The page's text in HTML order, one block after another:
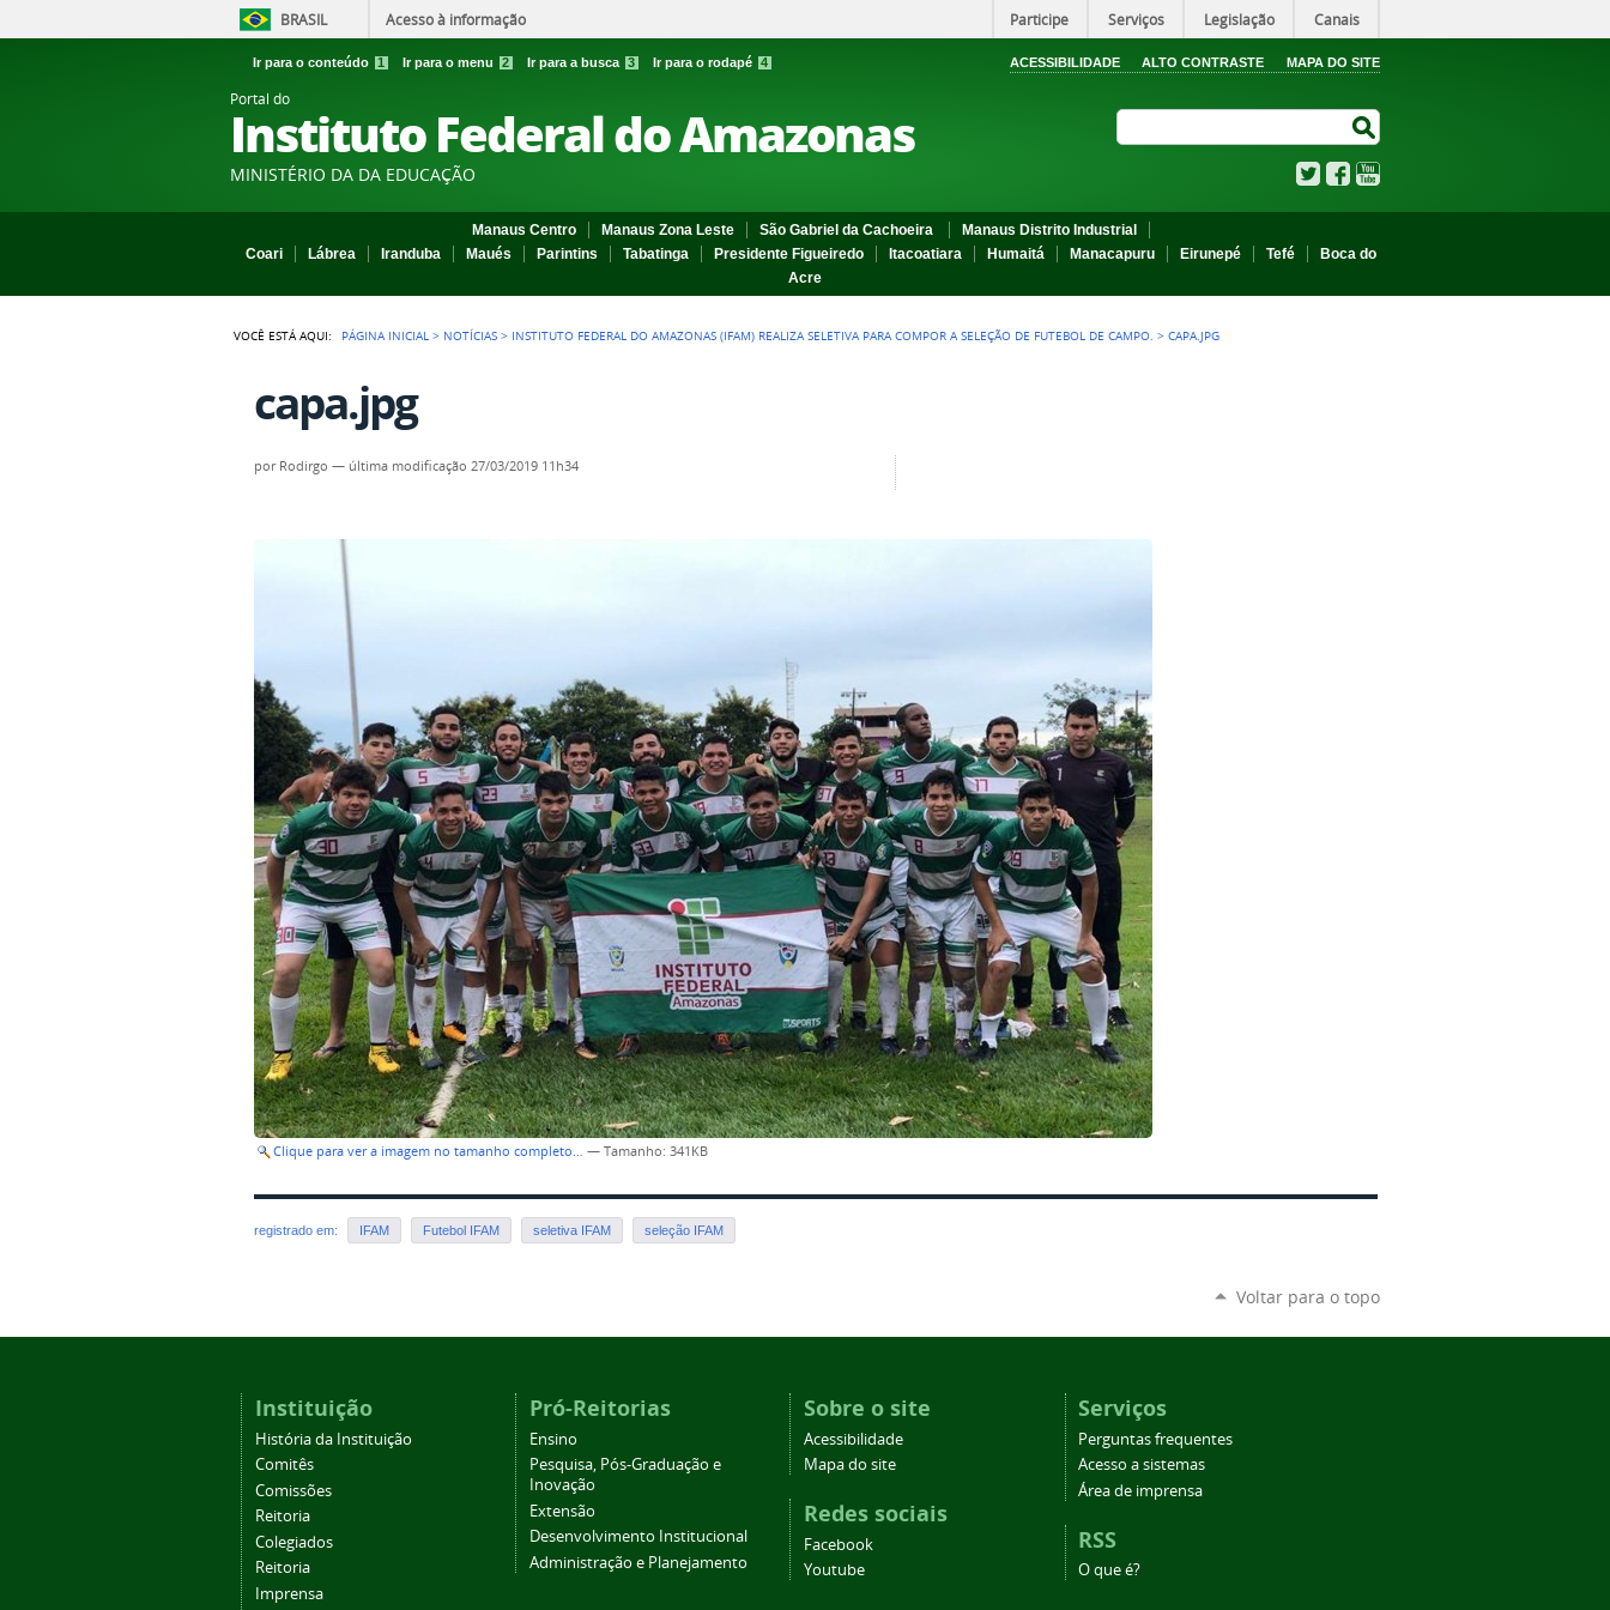
BRASIL Acesso à informação Participe Serviços Legislação Canais
Ir para o conteúdo 1 Ir para o menu 2 Ir para a busca 3 Ir para o rodapé 4 ACESSIBILIDADE ALTO CONTRASTE MAPA DO SITE
Portal do
Instituto Federal do Amazonas
MINISTÉRIO DA DA EDUCAÇÃO TwitterFacebook
Manaus Centro Manaus Zona Leste São Gabriel da Cachoeira
Manaus Distrito Industrial
Coari
Lábrea Iranduba Maués Parintins Tabatinga Presidente Figueiredo Itacoatiara Humaitá Manacapuru Eirunepé Tefé
Boca do
Acre
VOCÊ ESTÁ AQUI: PÁGINA INICIAL > NOTÍCIAS > INSTITUTO FEDERAL DO AMAZONAS (IFAM) REALIZA SELETIVA PARA COMPOR A SELEÇÃO DE FUTEBOL DE CAMPO. >CAPA.JPG
capa.jpg
por Rodirgo — última modificação 27/03/2019 11h34
Clique para ver a imagem no tamanho completo… — Tamanho: 341KB
registrado em: IFAM Futebol IFAM seletiva IFAM seleção IFAM
Voltar para o topo
Instituição
História da Instituição
Comitês
Comissões
Reitoria
Colegiados
Reitoria
Imprensa
Pró-Reitorias
Ensino
Pesquisa, Pós-Graduação e
Inovação
Extensão
Desenvolvimento Institucional
Administração e Planejamento
Sobre o site
Acessibilidade
Mapa do site
Redes sociais
Facebook
Youtube
Serviços
Perguntas frequentes
Acesso a sistemas
Área de imprensa
RSS
O que é?